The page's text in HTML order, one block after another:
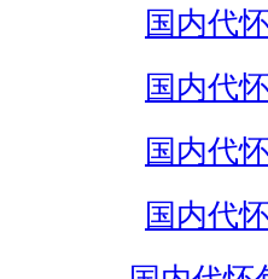
国内代
国内代
国内代
国内代